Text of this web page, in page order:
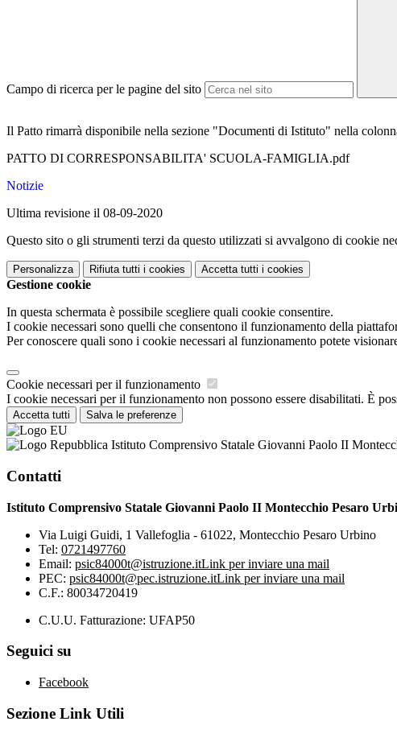
Campo di ricerca per le pagine del sito
Il Patto rimarrà disponibile nella sezione "Documenti di Istituto" nella
PATTO DI CORRESPONSABILITA' SCUOLA-FAMIGLIA.pdf
Notizie
Ultima revisione il 08-09-2020
Questo sito o gli strumenti terzi da questo utilizzati si avvalgono di cookie
Personalizza Rifiuta tutti i cookies Accetta tutti i cookies
Gestione cookie
In questa schermata è possibile scegliere quali cookie consentire.
I cookie necessari sono quelli che consentono il funzionamento della
Per conoscere quali sono i cookie necessari al funzionamento potete
Cookie necessari per il funzionamento
I cookie necessari per il funzionamento non possono essere disabilitati. È
Accetta tutti Salva le preferenze
Istituto Comprensivo Statale Giovanni Paolo II
Contatti
Istituto Comprensivo Statale Giovanni Paolo II Montecchio Pesaro
Via Luigi Guidi, 1 Vallefoglia - 61022, Montecchio Pesaro Urbino
Tel: 0721497760
Email: psic84000t@istruzione.itLink per inviare una mail
PEC: psic84000t@pec.istruzione.itLink per inviare una mail
C.F.: 80034720419
C.U.U. Fatturazione: UFAP50
Seguici su
Facebook
Sezione Link Utili